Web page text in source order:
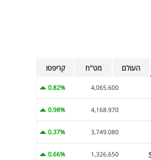
העולם מט"ח קריפטו
4,065.600
0.82%
4,168.970
0.98%
3,749.080
0.37%
1,326.650
0.66%